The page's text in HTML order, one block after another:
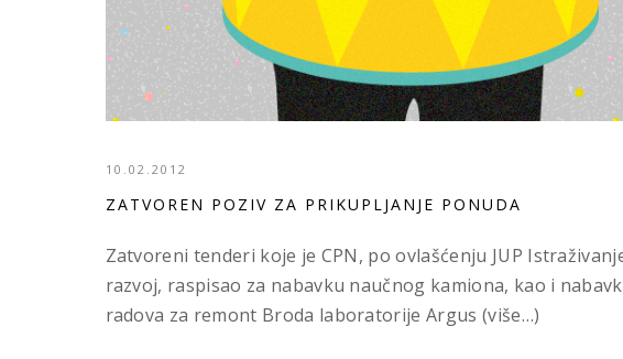
10.02.2012
ZATVOREN POZIV ZA PRIKUPLJANJE PONUDA
Zatvoreni tenderi koje je CPN, po ovlašćenju JUP
razvoj, raspisao za nabavku naučnog kamiona, kao i
radova za remont Broda laboratorije Argus (više…)